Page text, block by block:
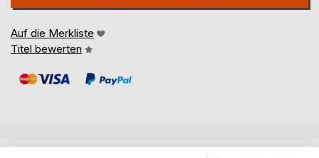
Auf die Merkliste
Titel bewerten